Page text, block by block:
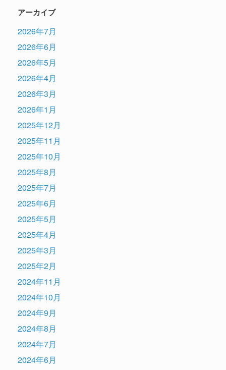
アーカイブ
2026年7月
2026年6月
2026年5月
2026年4月
2026年3月
2026年1月
2025年12月
2025年11月
2025年10月
2025年8月
2025年7月
2025年6月
2025年5月
2025年4月
2025年3月
2025年2月
2024年11月
2024年10月
2024年9月
2024年8月
2024年7月
2024年6月